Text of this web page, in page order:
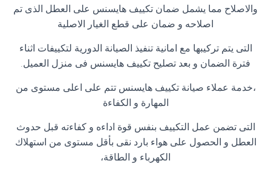
والاصلاح مما يشمل ضمان تكييف هايسنس على العطل الذى تم
اصلاحه و ضمان على قطع الغيار الاصلية
التى يتم تركيبها مع امانية تنفيذ الصيانة الدورية لتكييفات اثناء
فترة الضمان و بعد تصليح تكييف هايسنس فى منزل العميل.
،خدمة عملاء صيانة تكييف هايسنس تتم على اعلى مستوى من
المهارة و الكفاءة
التى تضمن عمل التكييف بنفس قوة اداءه و كفاءته قبل حدوث
العطل و الحصول على هواء بارد نقى بأقل مستوى من استهلاك
الكهرباء و الطاقة،